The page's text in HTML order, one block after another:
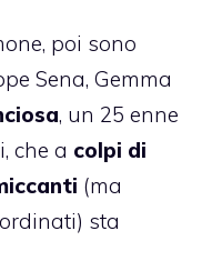
poi sono
Sena, Gemma
, un 25 enne
che a colpi di
(ma
sta